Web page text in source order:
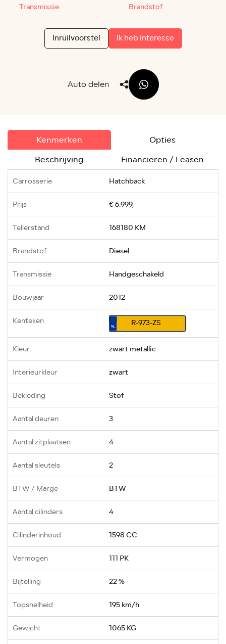
Transmissie Brandstof
Inruilvoorstel Ik heb interesse
Auto delen
Kenmerken
Opties
Beschrijving
Financieren / Leasen
Carrosserie Hatchback
Prijs € 6.999,-
Tellerstand 168180 KM
Brandstof Diesel
Transmissie Handgeschakeld
Bouwjaar 2012
Kenteken R-973-ZS
Kleur zwart metallic
Interieurkleur zwart
Bekleding Stof
Aantal deuren 3
Aantal zitplaatsen 4
Aantal sleutels 2
BTW / Marge BTW
Aantal cilinders 4
Cilinderinhoud 1598 CC
Vermogen 111 PK
Bijtelling 22 %
Topsnelheid 195 km/h
Gewicht 1065 KG